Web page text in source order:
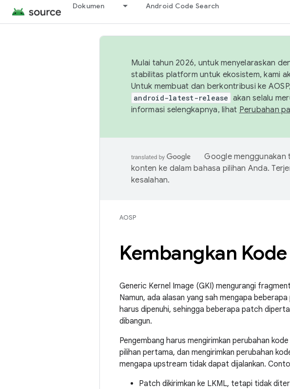
Dokumen Android Code Search
Mulai tahun 2026, untuk menyelaraskan
stabilitas platform untuk ekosistem, kami
Untuk membuat dan berkontribusi ke
android-latest-release akan selalu
informasi selengkapnya, lihat Perubahan
Google menggunakan
konten ke dalam bahasa pilihan Anda.
kesalahan.
AOSP
Kembangkan
Generic Kernel Image (GKI) mengurangi
Namun, ada alasan yang sah mengapa
harus dipenuhi, sehingga beberapa patch
dibangun.
Pengembang harus mengirimkan perubahan
pilihan pertama, dan mengirimkan perubahan
mengapa upstream tidak dapat dijalankan.
Patch dikirimkan ke LKML, tetapi tidak